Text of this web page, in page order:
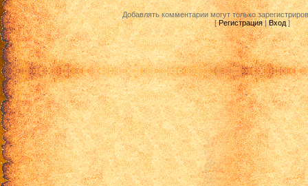
Добавлять комментарии могут только
[Регистрация|Вход]